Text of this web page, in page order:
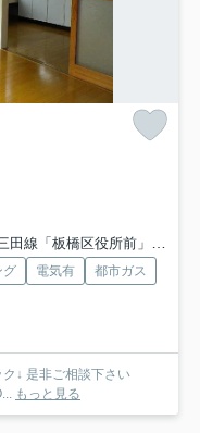
線「板橋区役所前」駅 徒歩9分
グ 電気有
都市ガス
↓ 是非ご相談下さい
もっと見る